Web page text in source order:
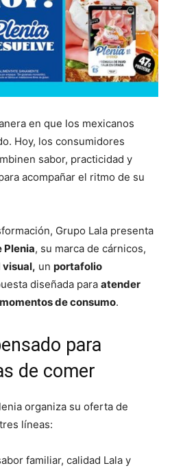
en que los mexicanos
Hoy, los consumidores
sabor, practicidad y
acompañar el ritmo de su
Grupo Lala presenta
Plenia, su marca de cárnicos,
un portafolio
diseñada para atender
de consumo.
para
de comer
organiza su oferta de
líneas:
familiar, calidad Lala y